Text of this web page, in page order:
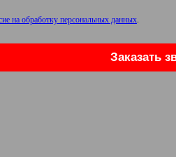
на обработку персональных данных.
Заказать